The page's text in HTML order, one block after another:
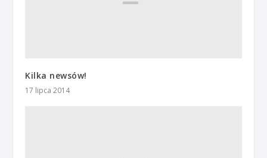
Kilka newsów!
17 lipca 2014